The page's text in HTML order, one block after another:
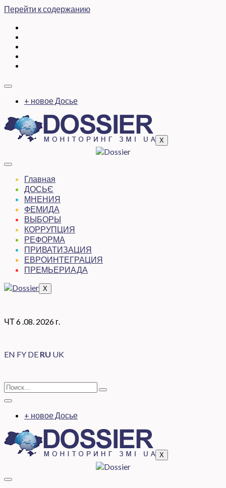
Перейти к содержанию
+ новое Досье
X
Главная
ДОСЬЄ
МНЕНИЯ
ФЕМИДА
ВЫБОРЫ
КОРРУПЦИЯ
РЕФОРМА
ПРИВАТИЗАЦИЯ
ЕВРОИНТЕГРАЦИЯ
ПРЕМЬЕРИАДА
X
ЧТ 6 .08. 2026 г.
EN FY DE RU UK
+ новое Досье
X